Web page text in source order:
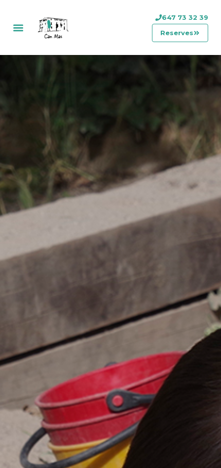
647 73 32 39
Reserves